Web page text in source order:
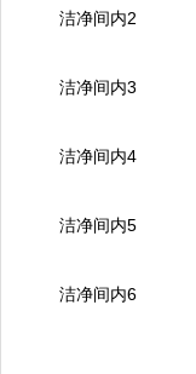
洁净间内2
洁净间内3
洁净间内4
洁净间内5
洁净间内6